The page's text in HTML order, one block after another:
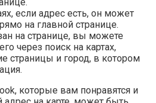
если адрес есть, он может
на главной странице.
на странице, вы можете
через поиск на картах,
страницы и город, в котором
которые вам понравятся и